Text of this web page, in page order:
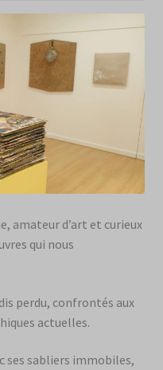
amateur d’art et curieux
qui nous
perdu, confrontés aux
actuelles.
ses sabliers immobiles,